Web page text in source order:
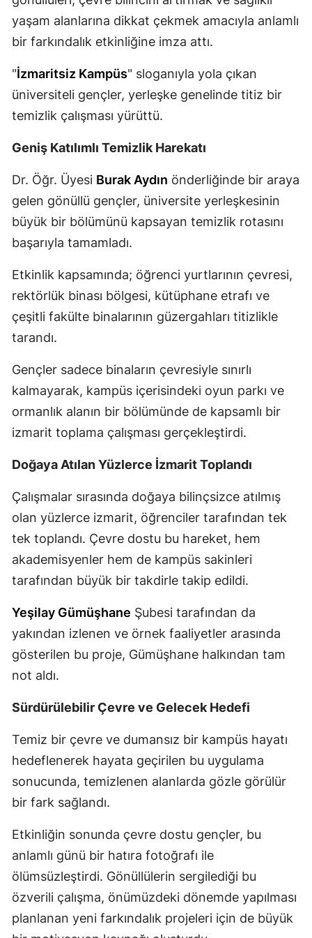
Mersin
İstanbul
İzmir
Kars
Kırşehir
Konya
Kütahya
Manisa
Kahramanmaraş
Mardin
Nevşehir
Niğde
Ordu
Sakarya
Samsun
Sinop
Sivas
Tekirdağ
Tunceli
Şanlıurfa
Uşak
Van
yaşam alanlarına dikkat çekmek amacıyla anlamlı
bir farkındalık etkinliğine imza attı.
"İzmaritsiz Kampüs" sloganıyla yola çıkan
üniversiteli gençler, yerleşke genelinde titiz bir
temizlik çalışması yürüttü.
Geniş Katılımlı Temizlik Harekatı
Dr. Öğr. Üyesi Burak Aydın önderliğinde bir araya
gelen gönüllü gençler, üniversite yerleşkesinin
büyük bir bölümünü kapsayan temizlik rotasını
başarıyla tamamladı.
Etkinlik kapsamında; öğrenci yurtlarının çevresi,
rektörlük binası bölgesi, kütüphane etrafı ve
çeşitli fakülte binalarının güzergahları titizlikle
tarandı.
Gençler sadece binaların çevresiyle sınırlı
kalmayarak, kampüs içerisindeki oyun parkı ve
ormanlık alanın bir bölümünde de kapsamlı bir
izmarit toplama çalışması gerçekleştirdi.
Doğaya Atılan Yüzlerce İzmarit Toplandı
Çalışmalar sırasında doğaya bilinçsizce atılmış
olan yüzlerce izmarit, öğrenciler tarafından tek
tek toplandı. Çevre dostu bu hareket, hem
akademisyenler hem de kampüs sakinleri
tarafından büyük bir takdirle takip edildi.
Yeşilay Gümüşhane Şubesi tarafından da
yakından izlenen ve örnek faaliyetler arasında
gösterilen bu proje, Gümüşhane halkından tam
not aldı.
Sürdürülebilir Çevre ve Gelecek Hedefi
Temiz bir çevre ve dumansız bir kampüs hayatı
hedeflenerek hayata geçirilen bu uygulama
sonucunda, temizlenen alanlarda gözle görülür
bir fark sağlandı.
Etkinliğin sonunda çevre dostu gençler, bu
anlamlı günü bir hatıra fotoğrafı ile
ölümsüzleştirdi. Gönüllülerin sergilediği bu
özverili çalışma, önümüzdeki dönemde yapılması
planlanan yeni farkındalık projeleri için de büyük